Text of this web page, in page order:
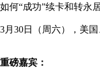
如何“成功”续卡和转永
3月30日（周六），美
重磅嘉宾 ：